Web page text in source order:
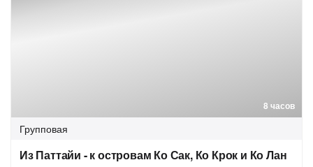
8 часов
Групповая
Из Паттайи - к островам Ко Сак, Ко Крок и Ко Лан